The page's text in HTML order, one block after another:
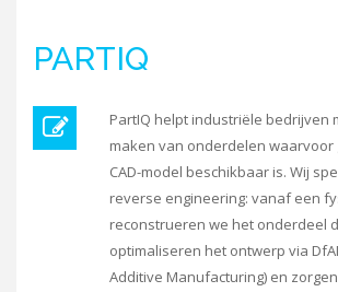
PARTIQ
PartIQ helpt industriële bedrijven
maken van onderdelen
CAD-model beschikbaar is. Wij
reverse engineering: vanaf een
reconstrueren we het onderdeel
optimaliseren het ontwerp via
Additive Manufacturing) en